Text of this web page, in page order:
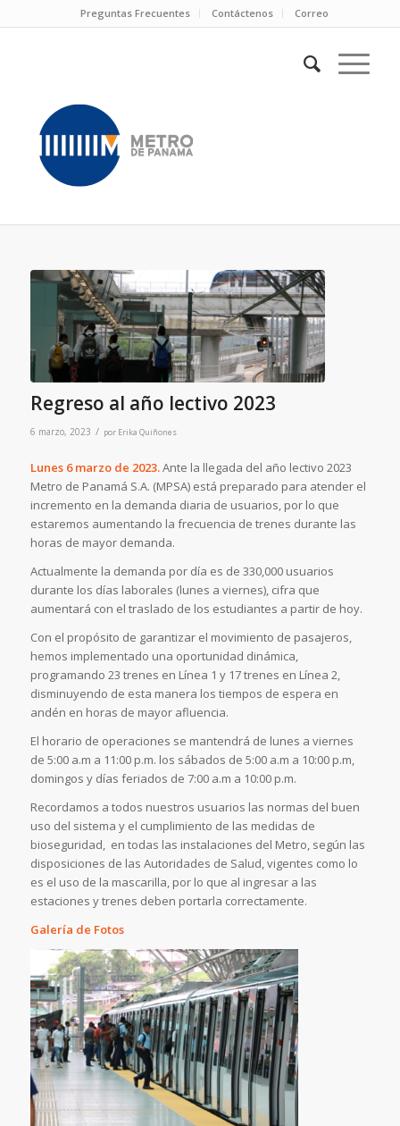
Preguntas Frecuentes Contáctenos Correo
Regreso al año lectivo 2023
6 marzo, 2023 / por Erika Quiñones
Lunes 6 marzo de 2023.Ante la llegada del año lectivo 2023
Metro de Panamá S.A. (MPSA) está preparado para atender el
incremento en la demanda diaria de usuarios, por lo que
estaremos aumentando la frecuencia de trenes durante las
horas de mayor demanda.
Actualmente la demanda por día es de 330,000 usuarios
durante los días laborales (lunes a viernes), cifra que
aumentará con el traslado de los estudiantes a partir de hoy.
Con el propósito de garantizar el movimiento de pasajeros,
hemos implementado una oportunidad dinámica,
programando 23 trenes en Línea 1 y 17 trenes en Línea 2,
disminuyendo de esta manera los tiempos de espera en
andén en horas de mayor afluencia.
El horario de operaciones se mantendrá de lunes a viernes
de 5:00 a.m a 11:00 p.m. los sábados de 5:00 a.m a 10:00 p.m,
domingos y días feriados de 7:00 a.m a 10:00 p.m.
Recordamos a todos nuestros usuarios las normas del buen
uso del sistema y el cumplimiento de las medidas de
bioseguridad, en todas las instalaciones del Metro, según las
disposiciones de las Autoridades de Salud, vigentes como lo
es el uso de la mascarilla, por lo que al ingresar a las
estaciones y trenes deben portarla correctamente.
Galería de Fotos